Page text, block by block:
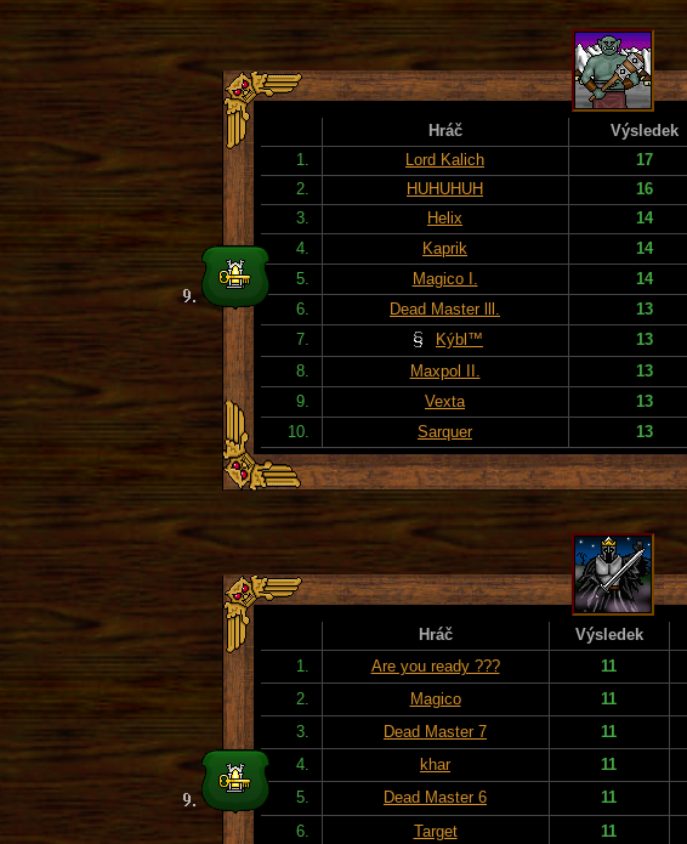
Hráč Výsledek
1.
Lord Kalich 17
2.
HUHUHUH 16
3.
Helix 14
4.
Kaprik 14
5.
Magico I. 14
6.
Dead Master lll. 13
7.
Kýbl™ 13
8.
Maxpol II. 13
9.
Vexta 13
10.
Sarquer 13
Hráč Výsledek
1.
Are you ready ??? 11
2.
Magico 11
3.
Dead Master 7 11
4.
khar 11
5.
Dead Master 6 11
6.
Target 11